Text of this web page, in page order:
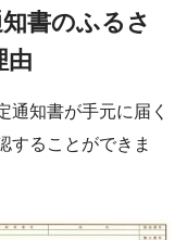
書のふるさ
由
通知書が手元に届く
することができま